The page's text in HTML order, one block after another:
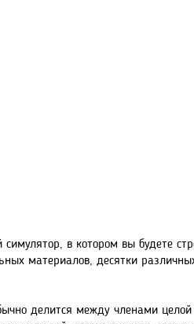
в котором вы будете
материалов, десятки
делится между членами